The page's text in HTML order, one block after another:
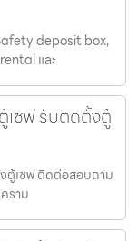
deposit box,
และ
เซฟ รับติดตั้งตู้
ตู้เซฟ ติดต่อสอบถาม
ราม